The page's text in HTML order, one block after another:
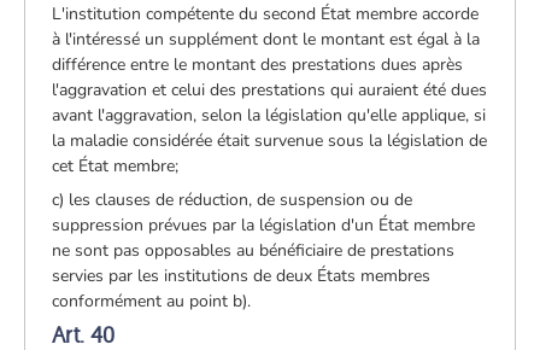
L'institution compétente du second État membre accorde
à l'intéressé un supplément dont le montant est égal à la
différence entre le montant des prestations dues après
l'aggravation et celui des prestations qui auraient été dues
avant l'aggravation, selon la législation qu'elle applique, si
la maladie considérée était survenue sous la législation de
cet État membre;
c) les clauses de réduction, de suspension ou de
suppression prévues par la législation d'un État membre
ne sont pas opposables au bénéficiaire de prestations
servies par les institutions de deux États membres
conformément au point b).
Art. 40